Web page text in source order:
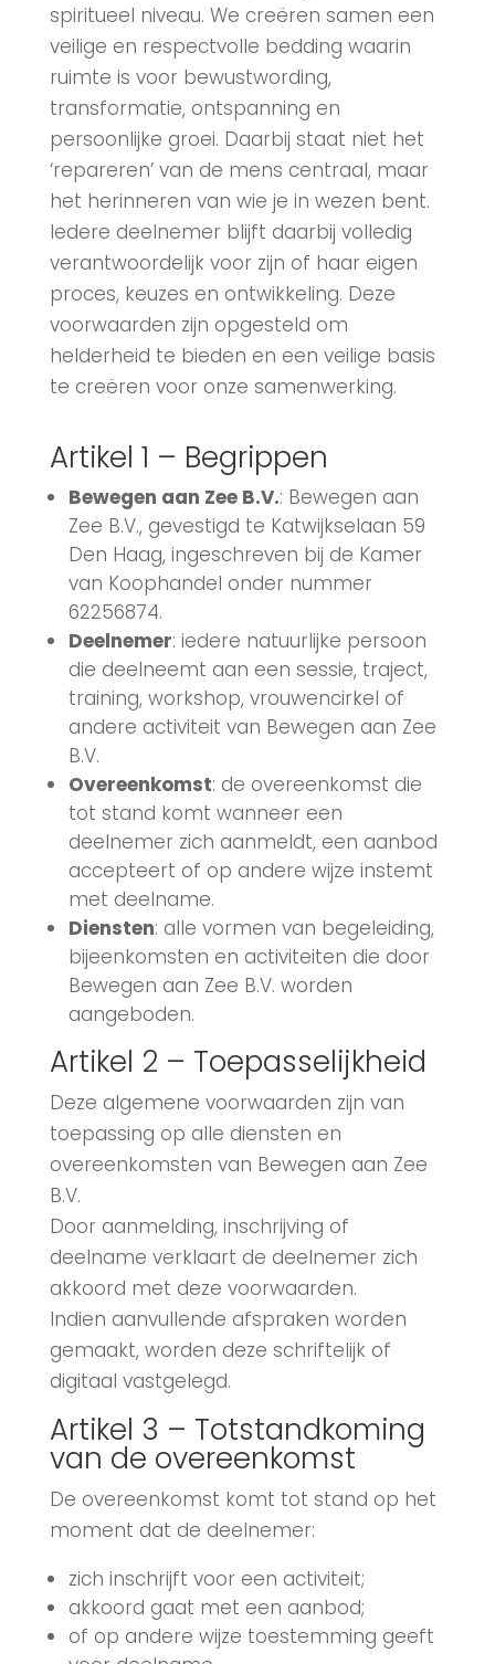
spiritueel niveau. We creëren samen een
veilige en respectvolle bedding waarin
ruimte is voor bewustwording,
transformatie, ontspanning en
persoonlijke groei. Daarbij staat niet het
‘repareren’ van de mens centraal, maar
het herinneren van wie je in wezen bent.
Iedere deelnemer blijft daarbij volledig
verantwoordelijk voor zijn of haar eigen
proces, keuzes en ontwikkeling. Deze
voorwaarden zijn opgesteld om
helderheid te bieden en een veilige basis
te creëren voor onze samenwerking.
Artikel 1 – Begrippen
Bewegen aan Zee B.V.: Bewegen aan
Zee B.V., gevestigd te Katwijkselaan 59
Den Haag, ingeschreven bij de Kamer
van Koophandel onder nummer
62256874.
Deelnemer: iedere natuurlijke persoon
die deelneemt aan een sessie, traject,
training, workshop, vrouwencirkel of
andere activiteit van Bewegen aan Zee
B.V.
Overeenkomst: de overeenkomst die
tot stand komt wanneer een
deelnemer zich aanmeldt, een aanbod
accepteert of op andere wijze instemt
met deelname.
Diensten: alle vormen van begeleiding,
bijeenkomsten en activiteiten die door
Bewegen aan Zee B.V. worden
aangeboden.
Artikel 2 – Toepasselijkheid
Deze algemene voorwaarden zijn van
toepassing op alle diensten en
overeenkomsten van Bewegen aan Zee
B.V.
Door aanmelding, inschrijving of
deelname verklaart de deelnemer zich
akkoord met deze voorwaarden.
Indien aanvullende afspraken worden
gemaakt, worden deze schriftelijk of
digitaal vastgelegd.
Artikel 3 – Totstandkoming
van de overeenkomst
De overeenkomst komt tot stand op het
moment dat de deelnemer:
zich inschrijft voor een activiteit;
akkoord gaat met een aanbod;
of op andere wijze toestemming geeft